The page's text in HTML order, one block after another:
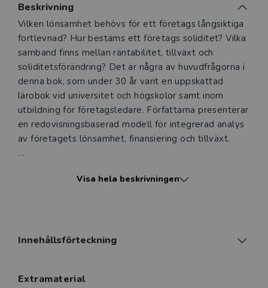
Beskrivning
Beskrivning
Vilken lönsamhet behövs för ett företags långsiktiga
fortlevnad? Hur bestäms ett företags soliditet? Vilka
samband finns mellan räntabilitet, tillväxt och
soliditetsförändring? Det är några av huvudfrågorna i
denna bok, som under 30 år varit en uppskattad
lärobok vid universitet och högskolor samt inom
utbildning för företagsledare. Författarna presenterar
en redovisningsbaserad modell för integrerad analys
av företagets lönsamhet, finansiering och tillväxt.
ett antal nya avsnitt har tillkommit, men framför allt
finansiering. Den är också värdefull i de flesta
Visa hela beskrivningen
Innehållsförteckning
Extramaterial